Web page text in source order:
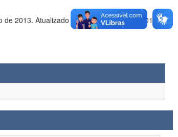
A IES encaminhou o ofício s/n datado de 06/12/2012 comunicando que o curso iniciará suas atividades letivas em março de 2013. Atualizado por Alause em 23/01/2013.